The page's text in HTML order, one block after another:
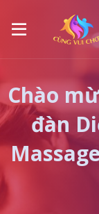
Chào
đàn